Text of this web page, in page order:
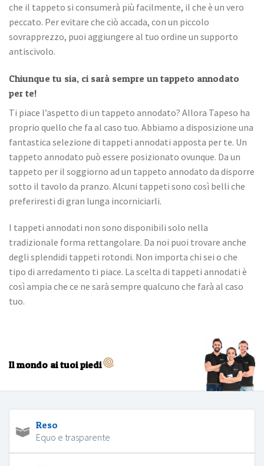
che il tappeto si consumerà più facilmente, il che è un vero
peccato. Per evitare che ciò accada, con un piccolo
sovrapprezzo, puoi aggiungere al tuo ordine un supporto
antiscivolo.
Chiunque tu sia, ci sarà sempre un tappeto annodato
per te!
Ti piace l’aspetto di un tappeto annodato? Allora Tapeso ha
proprio quello che fa al caso tuo. Abbiamo a disposizione una
fantastica selezione di tappeti annodati apposta per te. Un
tappeto annodato può essere posizionato ovunque. Da un
tappeto per il soggiorno ad un tappeto annodato da disporre
sotto il tavolo da pranzo. Alcuni tappeti sono così belli che
preferiresti di gran lunga incorniciarli.
I tappeti annodati non sono disponibili solo nella
tradizionale forma rettangolare. Da noi puoi trovare anche
degli splendidi tappeti rotondi. Non importa chi sei o che
tipo di arredamento ti piace. La scelta di tappeti annodati è
così ampia che ce ne sarà sempre qualcuno che farà al caso
tuo.
Il mondo ai tuoi piedi
Reso
Equo e trasparente